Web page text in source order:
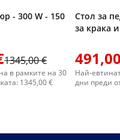
- 300 W - 150
1345,00 €
в рамките на 30
1345,00 €
Стол за
за крака и
Най-
дни преди